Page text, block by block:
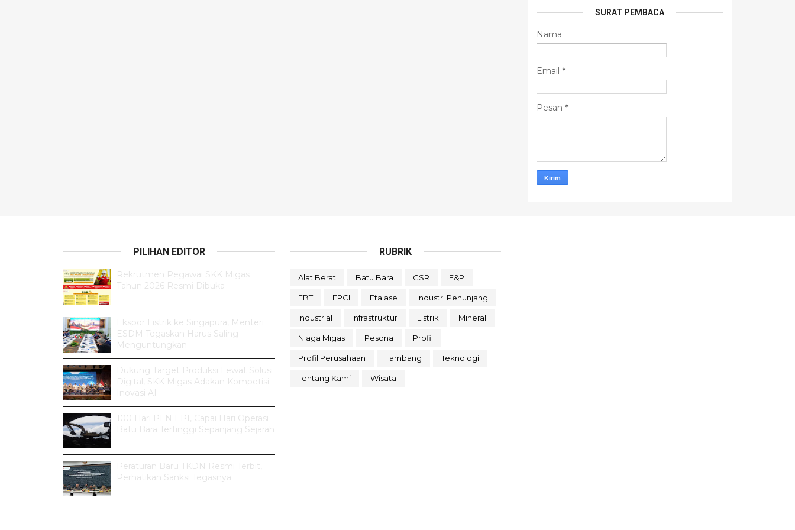
SURAT PEMBACA
Nama
Email *
Pesan *
PILIHAN EDITOR
Rekrutmen Pegawai SKK Migas
Tahun 2026 Resmi Dibuka
Ekspor Listrik ke Singapura, Menteri
ESDM Tegaskan Harus Saling
Menguntungkan
Dukung Target Produksi Lewat Solusi
Digital, SKK Migas Adakan Kompetisi
Inovasi AI
100 Hari PLN EPI, Capai Hari Operasi
Batu Bara Tertinggi Sepanjang Sejarah
Peraturan Baru TKDN Resmi Terbit,
Perhatikan Sanksi Tegasnya
RUBRIK
Alat Berat Batu Bara CSR E&P
EBT EPCI Etalase Industri Penunjang
Industrial Infrastruktur Listrik Mineral
Niaga Migas Pesona Profil
Profil Perusahaan Tambang Teknologi
Tentang Kami Wisata